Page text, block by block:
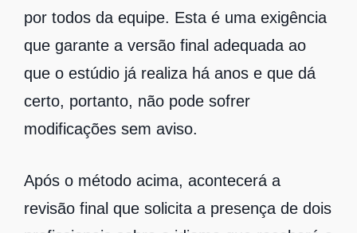
por todos da equipe. Esta é uma exigência
que garante a versão final adequada ao
que o estúdio já realiza há anos e que dá
certo, portanto, não pode sofrer
modificações sem aviso.
Após o método acima, acontecerá a
revisão final que solicita a presença de dois